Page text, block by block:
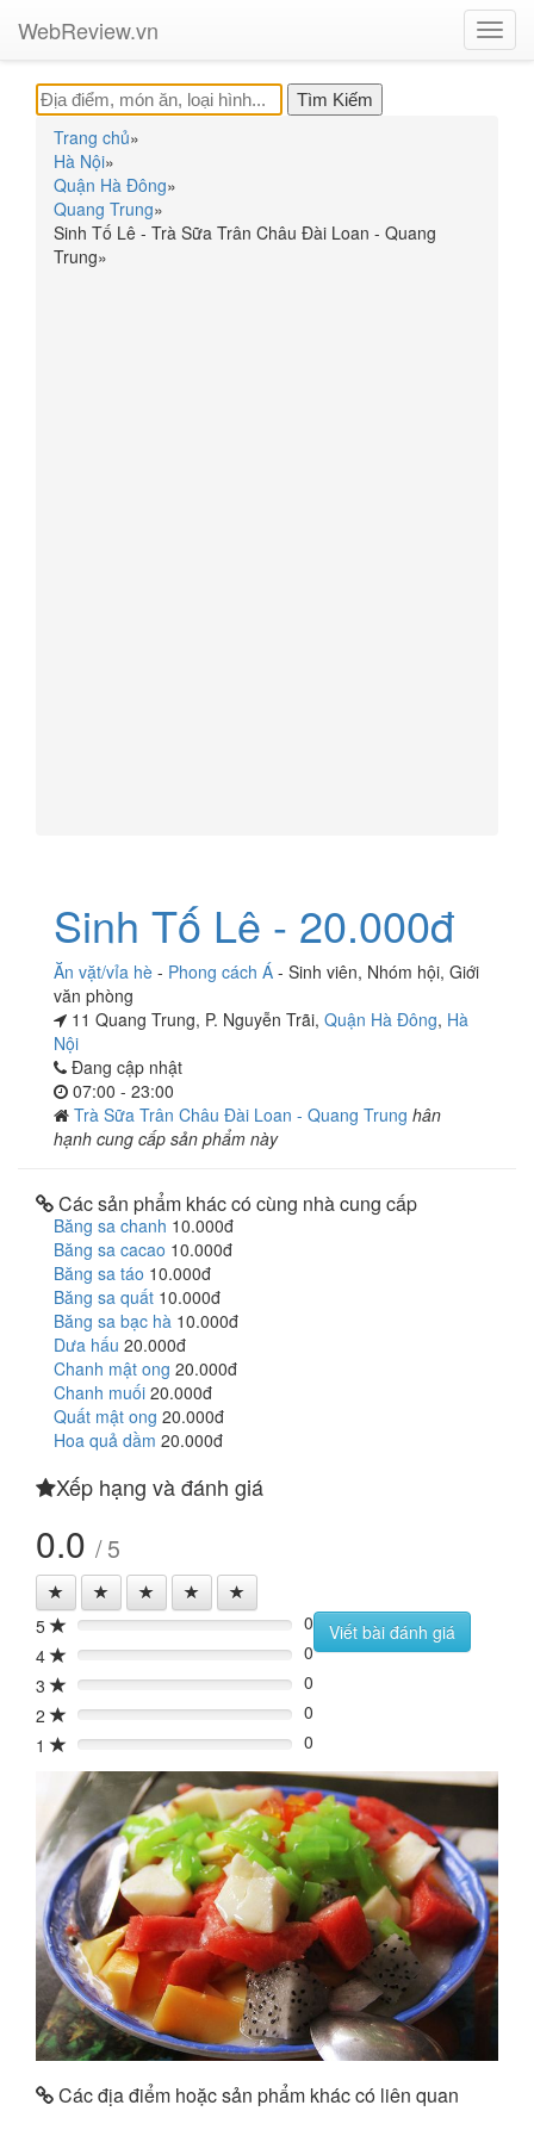
WebReview.vn
Trang chủ»
Hà Nội»
Quận Hà Đông»
Quang Trung»
Sinh Tố Lê - Trà Sữa Trân Châu Đài Loan - Quang
Trung»
Sinh Tố Lê - 20.000đ
Ăn vặt/vỉa hè - Phong cách Á - Sinh viên, Nhóm hội, Giới
văn phòng
11 Quang Trung, P. Nguyễn Trãi, Quận Hà Đông, Hà
Nội
Đang cập nhật
07:00 - 23:00
Trà Sữa Trân Châu Đài Loan - Quang Trung hân
hạnh cung cấp sản phẩm này
Các sản phẩm khác có cùng nhà cung cấp
Băng sa chanh 10.000đ
Băng sa cacao 10.000đ
Băng sa táo 10.000đ
Băng sa quất 10.000đ
Băng sa bạc hà 10.000đ
Dưa hấu 20.000đ
Chanh mật ong 20.000đ
Chanh muối 20.000đ
Quất mật ong 20.000đ
Hoa quả dầm 20.000đ
Xếp hạng và đánh giá
0.0 / 5
5 0%
0
4
0%
0
3
0%
0
2
0%
0
1
0% 0
Viết bài đánh giá
Các địa điểm hoặc sản phẩm khác có liên quan